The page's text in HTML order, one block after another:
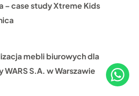
– case study Xtreme Kids
mebli biurowych dla
WARS S.A. w Warszawie